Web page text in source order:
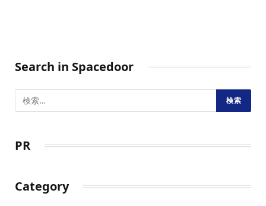
Search in Spacedoor
PR
Category